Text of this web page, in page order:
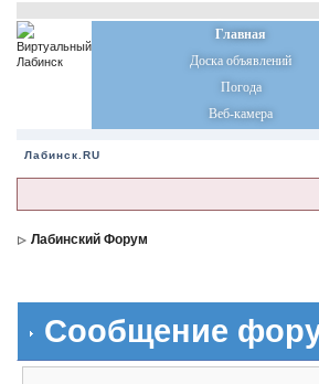
Главная
Доска объявлений
Погода
Веб-камера
Лабинск.RU
Лабинский Форум
Сообщение